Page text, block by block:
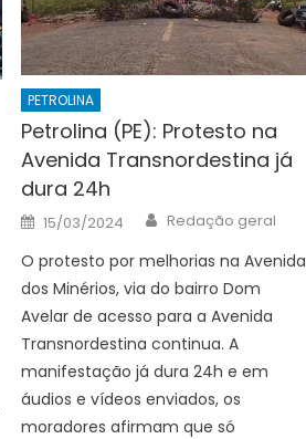
PETROLINA
Petrolina (PE): Protesto na
Avenida Transnordestina já
dura 24h
Posted
on
15/03/2024 Author
Redação geral
O protesto por melhorias na Avenida
dos Minérios, via do bairro Dom
Avelar de acesso para a Avenida
Transnordestina continua. A
manifestação já dura 24h e em
áudios e vídeos enviados, os
moradores afirmam que só